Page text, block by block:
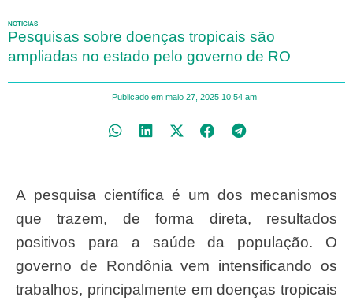
NOTÍCIAS
Pesquisas sobre doenças tropicais são
ampliadas no estado pelo governo de RO
Publicado em maio 27, 2025 10:54 am
A pesquisa científica é um dos mecanismos
que trazem, de forma direta, resultados
positivos para a saúde da população. O
governo de Rondônia vem intensificando os
trabalhos, principalmente em doenças tropicais